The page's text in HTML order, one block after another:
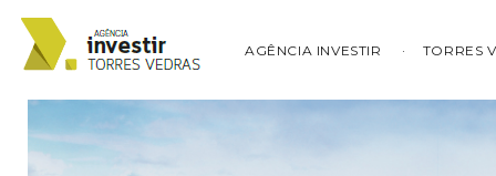
AGÊNCIA INVESTIR TORRES